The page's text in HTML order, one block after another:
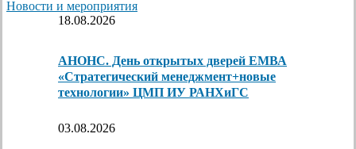
Новости и мероприятия
18.08.2026
АНОНС. День открытых дверей ЕМВА
«Стратегический менеджмент+новые
технологии» ЦМП ИУ РАНХиГС
03.08.2026